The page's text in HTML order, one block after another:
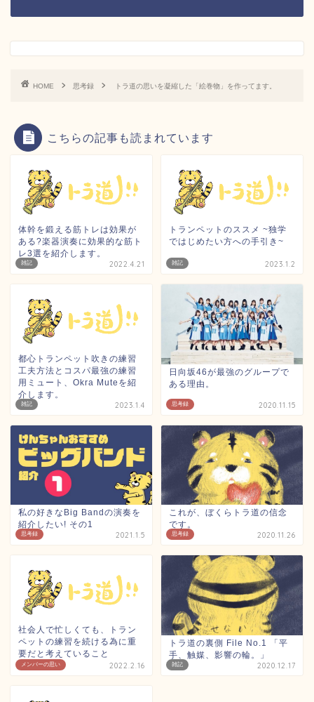
HOME 思考録 トラ道の思いを凝縮した「絵巻物」を作ってます。
こちらの記事も読まれています
雑記
体幹を鍛える筋トレは効果が
ある?楽器演奏に効果的な筋ト
レ3選を紹介します。
2022.4.21 雑記
トランペットのススメ ~独学
ではじめたい方への手引き~
2023.1.2
雑記
都心トランペット吹きの練習
工夫方法とコスパ最強の練習
用ミュート、Okra Muteを紹
介します。
2023.1.4 思考録
日向坂46が最強のグループで
ある理由。
2020.11.15
思考録
私の好きなBig Bandの演奏を
紹介したい! その1
2021.1.5 思考録
これが、ぼくらトラ道の信念
です。
2020.11.26
メンバーの思い
社会人で忙しくても、トラン
ペットの練習を続ける為に重
要だと考えていること
2022.2.16 雑記
トラ道の裏側 File No.1 「平
手、触媒、影響の輪。」
2020.12.17